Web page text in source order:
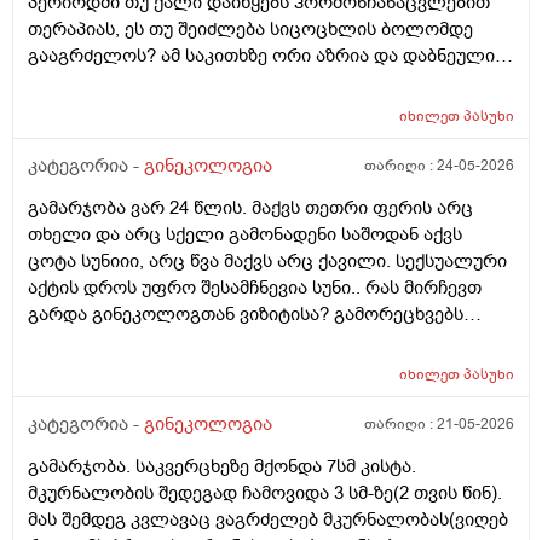
30 დღე შუალედი.
თერაპიას, ეს თუ შეიძლება სიცოცხლის ბოლომდე
გააგრძელოს? ამ საკითხზე ორი აზრია და დაბნეული
ჰორმონჩანაცვლებითი თერაპია (სიცოცხლის
დაავადებებსა და ალცჰაიმერის რისკს უმცირებს და
სიმსივნურ პროცესებს უწყობს ხელს (საშვილოსნო,
საკვერცხეები და უპირველესად, მკერდი). თუ
შეიძლება, მითხრათ_დიდი მადლობა
გულისხმიერებისთვის!
იხილეთპასუხი
კატეგორია - გინეკოლოგია თარიღი :24-05-2026
გამარჯობა ვარ 24 წლის. მაქვს თეთრი ფერის არც
თხელი და არც სქელი გამონადენი საშოდან აქვს
ცოტა სუნიიი, არც წვა მაქვს არც ქავილი. სექსუალური
აქტის დროს უფრო შესამჩნევია სუნი.. რას მირჩევთ
გარდა გინეკოლოგთან ვიზიტისა? გამორეცხვებს
მაინტერესებს პირიდან ამომდის რაღაცნაირი სუნი
იყოს?
იხილეთპასუხი
კატეგორია - გინეკოლოგია თარიღი :21-05-2026
გამარჯობა. საკვერცხეზე მქონდა 7სმ კისტა.
მკურნალობის შედეგად ჩამოვიდა 3 სმ-ზე(2 თვის წინ).
მას შემდეგ კვლავაც ვაგრძელებ მკურნალობას(ვიღებ